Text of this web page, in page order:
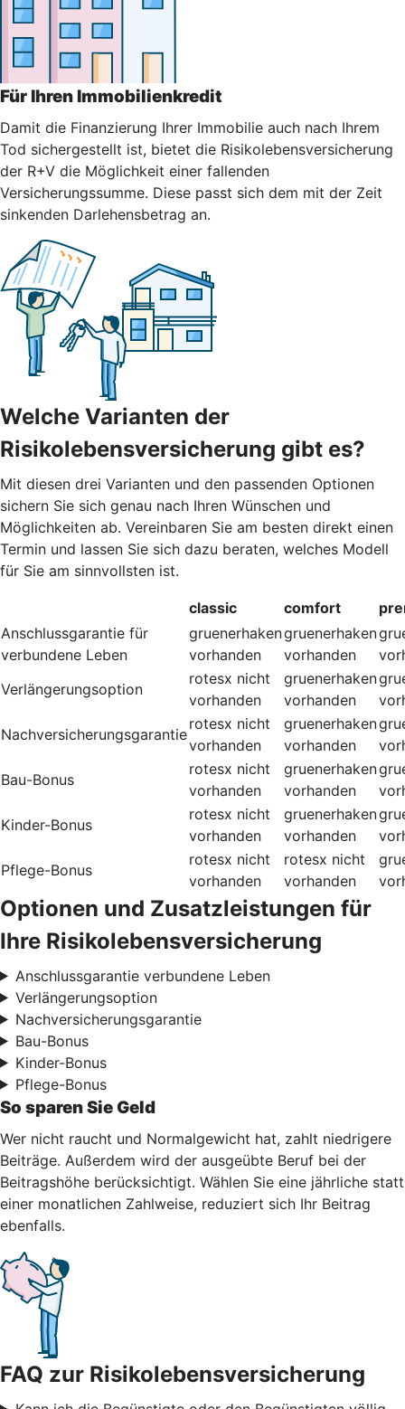
Für Ihren Immobilienkredit
Damit die Finanzierung Ihrer Immobilie auch nach Ihrem
Tod sichergestellt ist, bietet die Risikolebensversicherung
der R+V die Möglichkeit einer fallenden
Versicherungssumme. Diese passt sich dem mit der Zeit
sinkenden Darlehensbetrag an.
Welche Varianten der
Risikolebensversicherung gibt es?
Mit diesen drei Varianten und den passenden Optionen
sichern Sie sich genau nach Ihren Wünschen und
Möglichkeiten ab. Vereinbaren Sie am besten direkt einen
Termin und lassen Sie sich dazu beraten, welches Modell
für Sie am sinnvollsten ist.
classic comfort
Anschlussgarantie für
verbundene Leben
gruenerhaken
vorhanden
gruenerhaken
vorhanden
Verlängerungsoption
rotesx nicht
vorhanden
gruenerhaken
vorhanden
Nachversicherungsgarantie
rotesx nicht
vorhanden
gruenerhaken
vorhanden
Bau-Bonus
rotesx nicht
vorhanden
gruenerhaken
vorhanden
Kinder-Bonus
rotesx nicht
vorhanden
gruenerhaken
vorhanden
Pflege-Bonus
rotesx nicht
vorhanden
rotesx nicht
vorhanden
Optionen und Zusatzleistungen für
Ihre Risikolebensversicherung
Anschlussgarantie verbundene Leben
Verlängerungsoption
Nachversicherungsgarantie
Bau-Bonus
Kinder-Bonus
Pflege-Bonus
So sparen Sie Geld
Wer nicht raucht und Normalgewicht hat, zahlt niedrigere
Beiträge. Außerdem wird der ausgeübte Beruf bei der
Beitragshöhe berücksichtigt. Wählen Sie eine jährliche statt
einer monatlichen Zahlweise, reduziert sich Ihr Beitrag
ebenfalls.
FAQ zur Risikolebensversicherung